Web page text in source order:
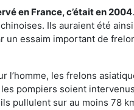
en France, c’était en 2004
Ils auraient été
essaim important de
les frelons
pompiers soient
pullulent sur au moins 78